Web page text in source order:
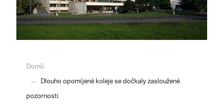
Domů
Dlouho opomíjené koleje se dočkaly zasloužené
pozornosti